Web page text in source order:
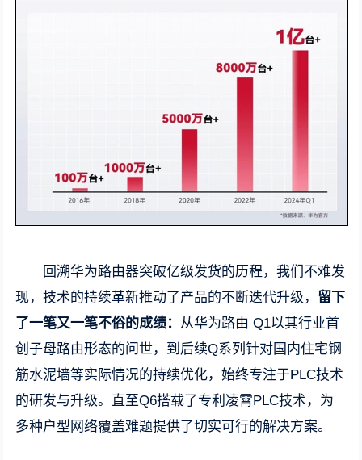
回溯华为路由器突破亿级发货的历程，我们不难发
现，技术的持续革新推动了产品的不断迭代升级， 留下
了一笔又一笔不俗的成绩： 从华为路由 Q1以其行业首
创子母路由形态的问世，到后续Q系列针对国内住宅钢
筋水泥墙等实际情况的持续优化，始终专注于PLC技术
的研发与升级。直至Q6搭载了专利凌霄PLC技术，为
多种户型网络覆盖难题提供了切实可行的解决方案。